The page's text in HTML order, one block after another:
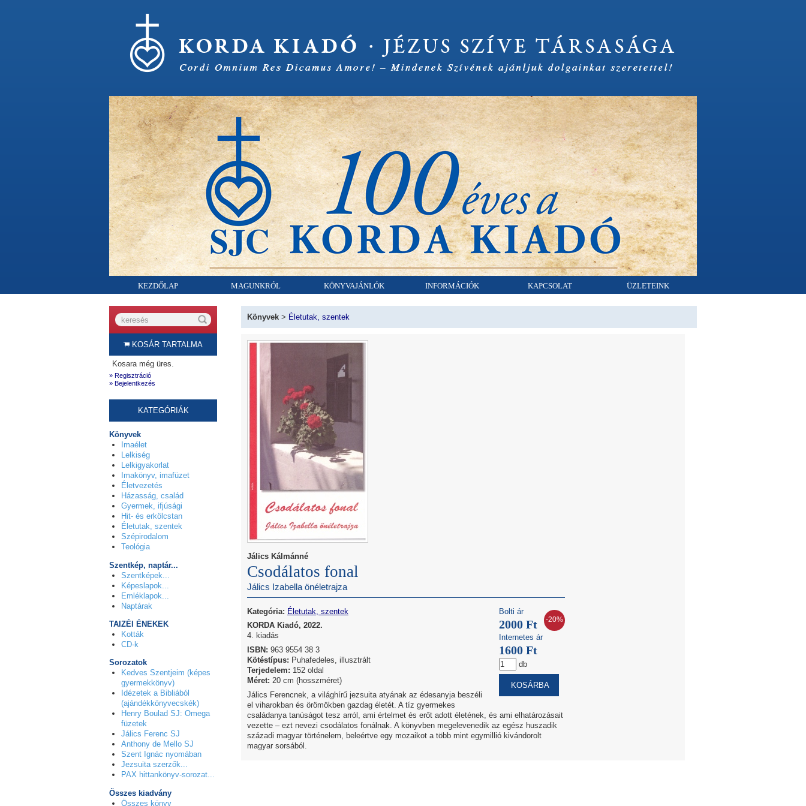
KEZDŐLAP MAGUNKRÓL KÖNYVAJÁNLÓK INFORMÁCIÓK KAPCSOLAT ÜZLETEINK
KOSÁR TARTALMA
Kosara még üres.
» Regisztráció
» Bejelentkezés
KATEGÓRIÁK
Könyvek
Imaélet
Lelkiség
Lelkigyakorlat
Imakönyv, imafüzet
Életvezetés
Házasság, család
Gyermek, ifjúsági
Hit- és erkölcstan
Életutak, szentek
Szépirodalom
Teológia
Szentkép, naptár...
Szentképek...
Képeslapok...
Emléklapok...
Naptárak
TAIZÉI ÉNEKEK
Kották
CD-k
Sorozatok
Kedves Szentjeim (képes
gyermekkönyv)
Idézetek a Bibliából
(ajándékkönyvecskék)
Henry Boulad SJ: Omega
füzetek
Jálics Ferenc SJ
Anthony de Mello SJ
Szent Ignác nyomában
Jezsuita szerzők...
PAX hittankönyv-sorozat...
Összes kiadvány
Összes könyv
Könyvek > Életutak, szentek
Jálics Kálmánné
Csodálatos fonal
Jálics Izabella önéletrajza
Bolti ár
2000 Ft -20%
Internetes ár
1600 Ft
db
Kategória: Életutak, szentek
KORDA Kiadó, 2022.
4. kiadás
ISBN: 963 9554 38 3
Kötéstípus: Puhafedeles, illusztrált
Terjedelem: 152 oldal
Méret: 20 cm (hosszméret)
Jálics Ferencnek, a világhírű jezsuita atyának az édesanyja beszéli
el viharokban és örömökben gazdag életét. A tíz gyermekes
családanya tanúságot tesz arról, ami értelmet és erőt adott életének, és ami elhatározásait
vezette – ezt nevezi csodálatos fonálnak. A könyvben megelevenedik az egész huszadik
századi magyar történelem, beleértve egy mozaikot a több mint egymillió kivándorolt
magyar sorsából.